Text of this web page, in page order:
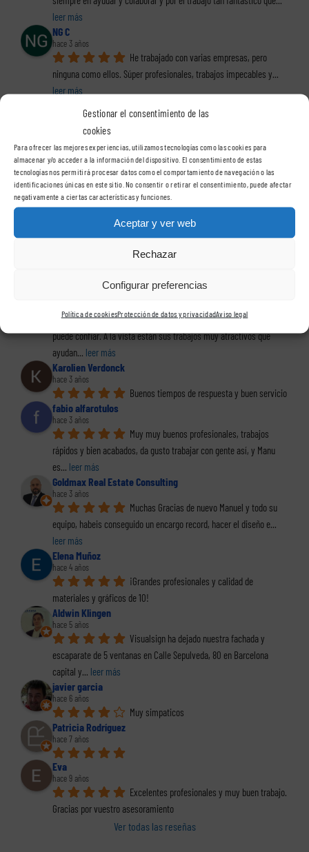
Gestionar el consentimiento de las
cookies
Para ofrecer las mejores experiencias, utilizamos tecnologías como las cookies para
almacenar y/o acceder a la información del dispositivo. El consentimiento de estas
tecnologías nos permitirá procesar datos como el comportamiento de navegación o las
identificaciones únicas en este sitio. No consentir o retirar el consentimiento, puede afectar
negativamente a ciertas características y funciones.
Aceptar y ver web
Rechazar
Configurar preferencias
Política de cookiesProtección de datos y privacidadAviso legal
leer más
NG C
hace 3 años
He trabajado con varias empresas, pero
ninguna como ellos. Súper profesionales, trabajos impecables y
leer más
hace 3 años
Hacía mucho que no encontraba a gente tan profesional. El trabajo
leer más
Sandra Alzamora López
hace 3 años
La mejor empresa en rótulos y vinilos de
Cataluña, ya que des del primer momento en que hablé con ellos
me... leer más
Muy profesionales.
Estupendos profesionales en los que se
puede confiar. A la vista están sus trabajos muy atractivos que
ayudan... leer más
Karolien Verdonck
hace 3 años
Buenos tiempos de respuesta y buen servicio
fabio alfarotulos
hace 3 años
Muy muy buenos profesionales, trabajos
rápidos y bien acabados, da gusto trabajar con gente así, y Manu
es... leer más
Goldmax Real Estate Consulting
hace 3 años
Muchas Gracias de nuevo Manuel y todo su
equipo, habeis conseguido un encargo record, hacer el diseño e
leer más
Elena Muñoz
hace 4 años
¡Grandes profesionales y calidad de
materiales y gráficos de 10!
Aldwin Klingen
hace 5 años
Visualsign ha dejado nuestra fachada y
escaparate de 5 ventanas en Calle Sepulveda, 80 en Barcelona
capital y... leer más
javier garcia
hace 6 años
Muy simpaticos
Patricia Rodríguez
hace 7 años
Eva
hace 9 años
Excelentes profesionales y muy buen trabajo.
Gracias por vuestro asesoramiento
Ver todas las reseñas